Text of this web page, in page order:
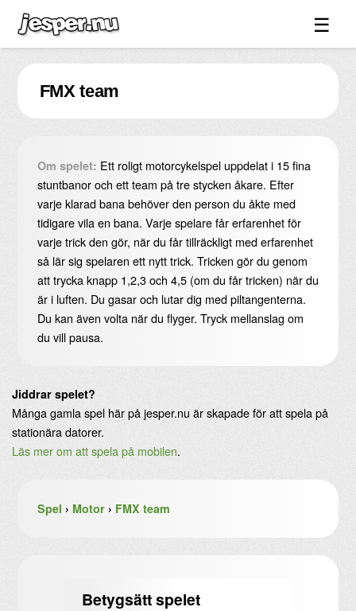
☰
Spel ↓
Bilder ↓
Forum ↓
Videos
Blandat ↓
Om sidan ↓
FMX team
Om spelet: Ett roligt motorcykelspel uppdelat i 15 fina
stuntbanor och ett team på tre stycken åkare. Efter
varje klarad bana behöver den person du åkte med
tidigare vila en bana. Varje spelare får erfarenhet för
varje trick den gör, när du får tillräckligt med erfarenhet
så lär sig spelaren ett nytt trick. Tricken gör du genom
att trycka knapp 1,2,3 och 4,5 (om du får tricken) när du
är i luften. Du gasar och lutar dig med piltangenterna.
Du kan även volta när du flyger. Tryck mellanslag om
du vill pausa.
Jiddrar spelet?
Många gamla spel här på jesper.nu är skapade för att spela på
stationära datorer.
Läs mer om att spela på mobilen.
Spel › Motor› FMX team
Betygsätt spelet